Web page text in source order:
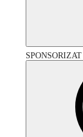
SPONSORIZAT